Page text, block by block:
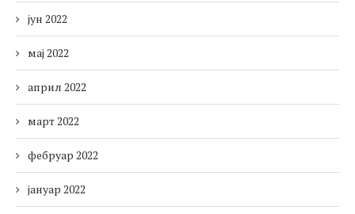
јун 2022
мај 2022
април 2022
март 2022
фебруар 2022
јануар 2022